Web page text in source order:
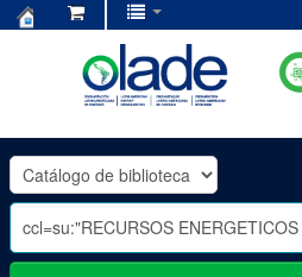
OLADE
-